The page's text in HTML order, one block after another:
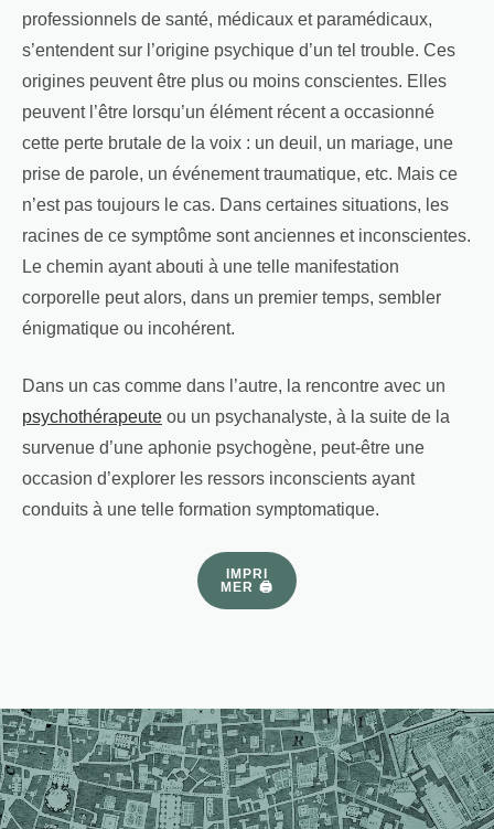
professionnels de santé, médicaux et paramédicaux,
s’entendent sur l’origine psychique d’un tel trouble. Ces
origines peuvent être plus ou moins conscientes. Elles
peuvent l’être lorsqu’un élément récent a occasionné
cette perte brutale de la voix : un deuil, un mariage, une
prise de parole, un événement traumatique, etc. Mais ce
n’est pas toujours le cas. Dans certaines situations, les
racines de ce symptôme sont anciennes et inconscientes.
Le chemin ayant abouti à une telle manifestation
corporelle peut alors, dans un premier temps, sembler
énigmatique ou incohérent.
Dans un cas comme dans l’autre, la rencontre avec un
psychothérapeute ou un psychanalyste, à la suite de la
survenue d’une aphonie psychogène, peut-être une
occasion d’explorer les ressors inconscients ayant
conduits à une telle formation symptomatique.
IMPRI
MER 🖨